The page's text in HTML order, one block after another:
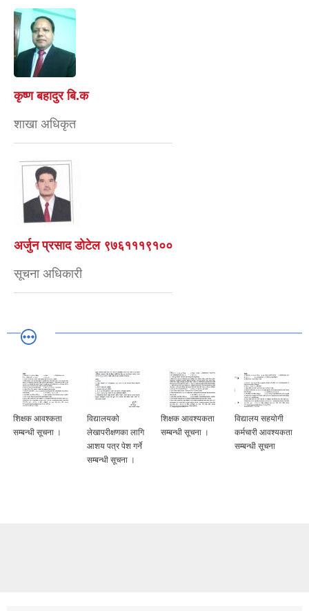
कृष्ण बहादुर बि.क
शाखा अधिकृत
अर्जुन प्रसाद डाेटेल ९७६१११९१००
सूचना अधिकारी
शिक्षक आवश्कता
सम्बन्धी सूचना ।
विद्यालयको
लेखापरीक्षणका लागि
आशय पत्र पेश गर्ने
सम्बन्धी सूचना ।
शिक्षक आवश्यकता
सम्बन्धी सूचना ।
विद्यालय सहयोगी
कर्मचारी आवश्यकता
सम्बन्धी सूचना